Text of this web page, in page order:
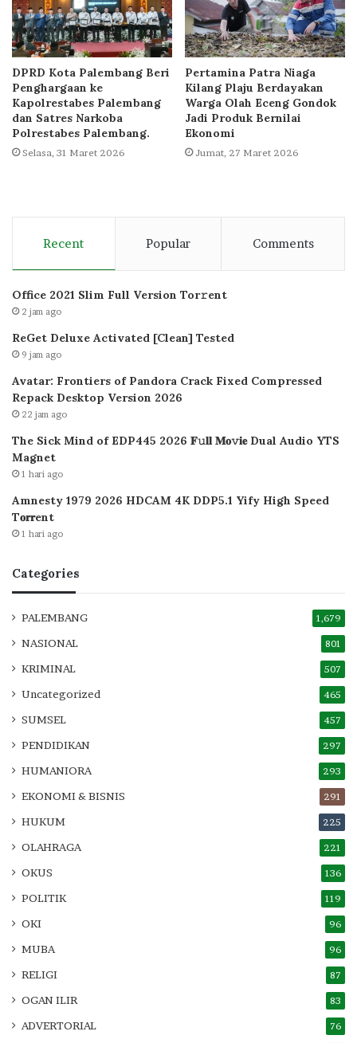
DPRD Kota Palembang Beri
Penghargaan ke
Kapolrestabes Palembang
dan Satres Narkoba
Polrestabes Palembang.
Selasa, 31 Maret 2026
Pertamina Patra Niaga
Kilang Plaju Berdayakan
Warga Olah Eceng Gondok
Jadi Produk Bernilai
Ekonomi
Jumat, 27 Maret 2026
Recent Popular Comments
Office 2021 Slim Full Version Tor𝚛ent
2 jam ago
ReGet Deluxe Activated [Clean] Tested
9 jam ago
Avatar: Frontiers of Pandora Crack Fixed Compressed
Repack Desktop Version 2026
22 jam ago
The Sick Mind of EDP445 2026 𝐅𝚞𝐥𝐥 𝐌𝐨𝚟𝐢𝐞 Dual Audio YTS
Magnet
1 hari ago
Amnesty 1979 2026 HDCAM 4K DDP5.1 Yify High Speed
T𝐨𝐫𝐫ent
1 hari ago
Categories
PALEMBANG 1,679
NASIONAL 801
KRIMINAL 507
Uncategorized 465
SUMSEL 457
PENDIDIKAN 297
HUMANIORA 293
EKONOMI & BISNIS 291
HUKUM 225
OLAHRAGA 221
OKUS 136
POLITIK 119
OKI 96
MUBA 96
RELIGI 87
OGAN ILIR 83
ADVERTORIAL 76